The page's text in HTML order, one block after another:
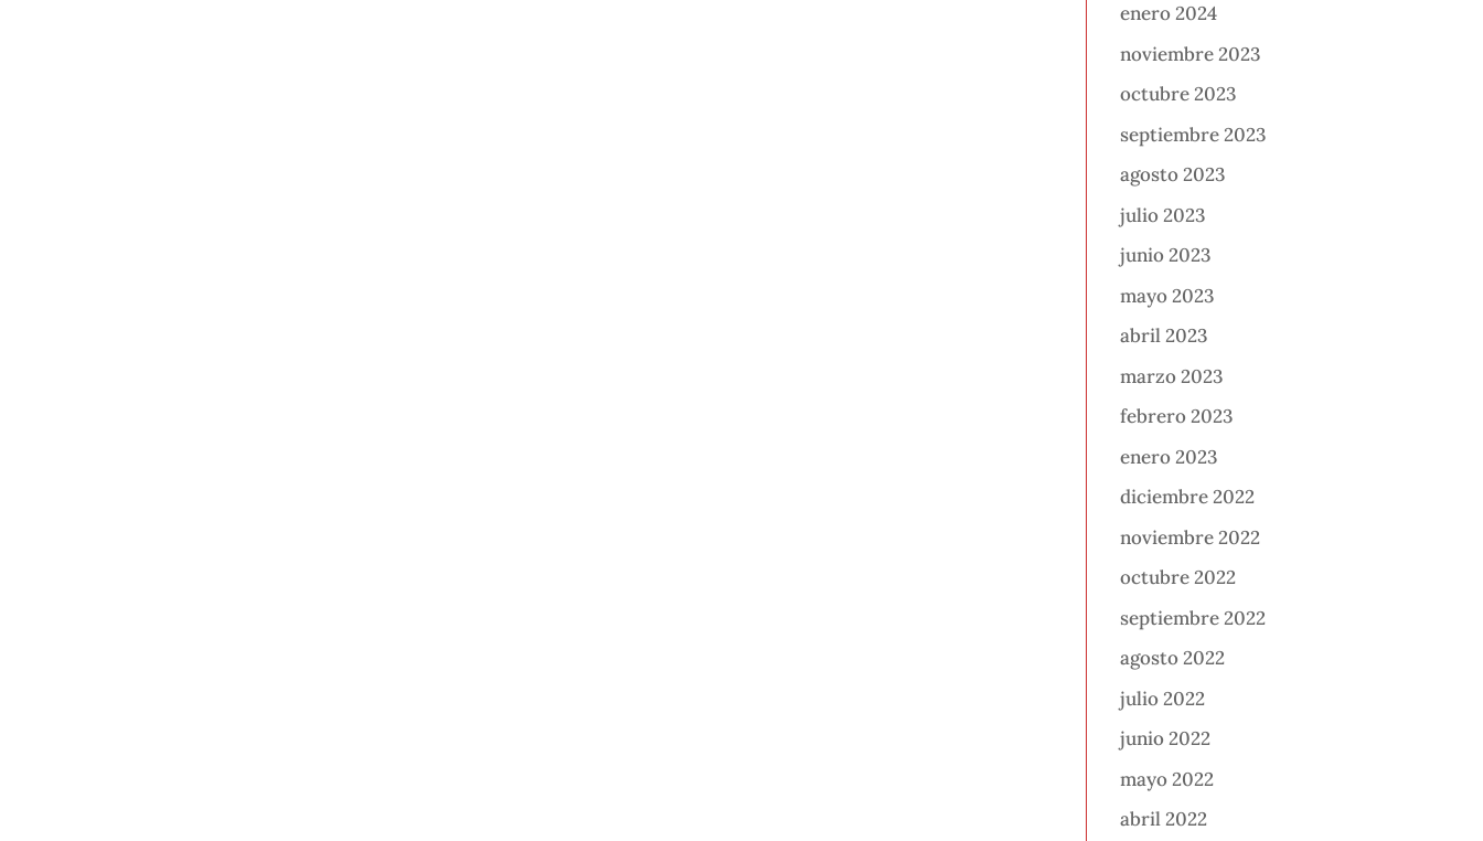
enero 2024
noviembre 2023
octubre 2023
septiembre 2023
agosto 2023
julio 2023
junio 2023
mayo 2023
abril 2023
marzo 2023
febrero 2023
enero 2023
diciembre 2022
noviembre 2022
octubre 2022
septiembre 2022
agosto 2022
julio 2022
junio 2022
mayo 2022
abril 2022